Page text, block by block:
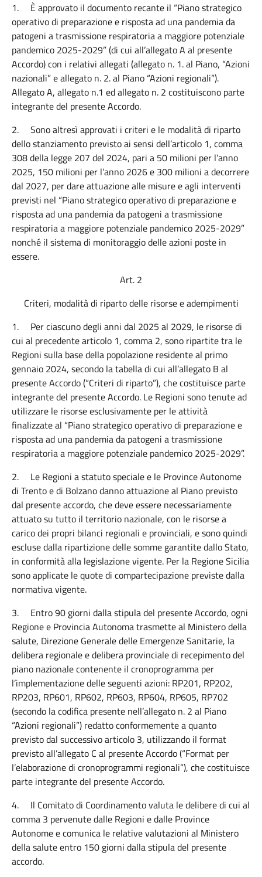
1. È approvato il documento recante il “Piano strategico
operativo di preparazione e risposta ad una pandemia da
patogeni a trasmissione respiratoria a maggiore potenziale
pandemico 2025-2029” (di cui all’allegato A al presente
Accordo) con i relativi allegati (allegato n. 1. al Piano, “Azioni
nazionali” e allegato n. 2. al Piano “Azioni regionali”).
Allegato A, allegato n.1 ed allegato n. 2 costituiscono parte
integrante del presente Accordo.
2. Sono altresì approvati i criteri e le modalità di riparto
dello stanziamento previsto ai sensi dell’articolo 1, comma
308 della legge 207 del 2024, pari a 50 milioni per l’anno
2025, 150 milioni per l’anno 2026 e 300 milioni a decorrere
dal 2027, per dare attuazione alle misure e agli interventi
previsti nel “Piano strategico operativo di preparazione e
risposta ad una pandemia da patogeni a trasmissione
respiratoria a maggiore potenziale pandemico 2025-2029”
nonché il sistema di monitoraggio delle azioni poste in
essere.
Art. 2
Criteri, modalità di riparto delle risorse e adempimenti
1. Per ciascuno degli anni dal 2025 al 2029, le risorse di
cui al precedente articolo 1, comma 2, sono ripartite tra le
Regioni sulla base della popolazione residente al primo
gennaio 2024, secondo la tabella di cui all’allegato B al
presente Accordo (“Criteri di riparto”), che costituisce parte
integrante del presente Accordo. Le Regioni sono tenute ad
utilizzare le risorse esclusivamente per le attività
finalizzate al “Piano strategico operativo di preparazione e
risposta ad una pandemia da patogeni a trasmissione
respiratoria a maggiore potenziale pandemico 2025-2029”.
2. Le Regioni a statuto speciale e le Province Autonome
di Trento e di Bolzano danno attuazione al Piano previsto
dal presente accordo, che deve essere necessariamente
attuato su tutto il territorio nazionale, con le risorse a
carico dei propri bilanci regionali e provinciali, e sono quindi
escluse dalla ripartizione delle somme garantite dallo Stato,
in conformità alla legislazione vigente. Per la Regione Sicilia
sono applicate le quote di compartecipazione previste dalla
normativa vigente.
3. Entro 90 giorni dalla stipula del presente Accordo, ogni
Regione e Provincia Autonoma trasmette al Ministero della
salute, Direzione Generale delle Emergenze Sanitarie, la
delibera regionale e delibera provinciale di recepimento del
piano nazionale contenente il cronoprogramma per
l’implementazione delle seguenti azioni: RP201, RP202,
RP203, RP601, RP602, RP603, RP604, RP605, RP702
(secondo la codifica presente nell’allegato n. 2 al Piano
“Azioni regionali”) redatto conformemente a quanto
previsto dal successivo articolo 3, utilizzando il format
previsto all’allegato C al presente Accordo (“Format per
l’elaborazione di cronoprogrammi regionali”), che costituisce
parte integrante del presente Accordo.
4. Il Comitato di Coordinamento valuta le delibere di cui al
comma 3 pervenute dalle Regioni e dalle Province
Autonome e comunica le relative valutazioni al Ministero
della salute entro 150 giorni dalla stipula del presente
accordo.